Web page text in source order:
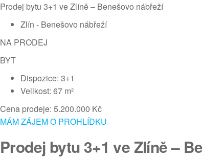
Prodej bytu 3+1 ve Zlíně – Benešovo nábřeží
Zlín - Benešovo nábřeží
NA PRODEJ
BYT
Dispozice: 3+1
Velikost: 67 m²
Cena prodeje: 5.200.000 Kč
MÁM ZÁJEM O PROHLÍDKU
Prodej bytu 3+1 ve Zlíně –